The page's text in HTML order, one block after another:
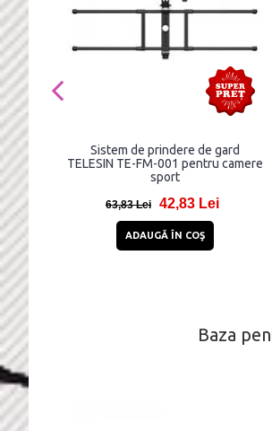
Sistem de prindere de gard
TELESIN TE-FM-001 pentru camere
sport
63,83 Lei 42,83 Lei
ADAUGĂ ÎN COŞ
Baza